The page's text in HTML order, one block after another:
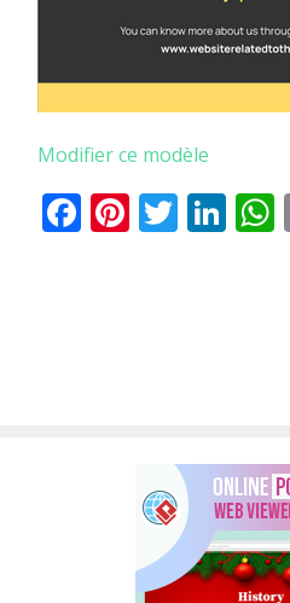
Modifier ce modèle
Facebook